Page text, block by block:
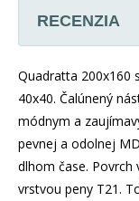
RECENZIA
Quadratta 200x160
40x40. Čalúnený
módnym a
pevnej a odolnej
dlhom čase.
vrstvou peny T21.